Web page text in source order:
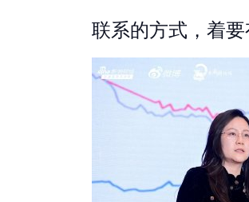
联系的方式，着要